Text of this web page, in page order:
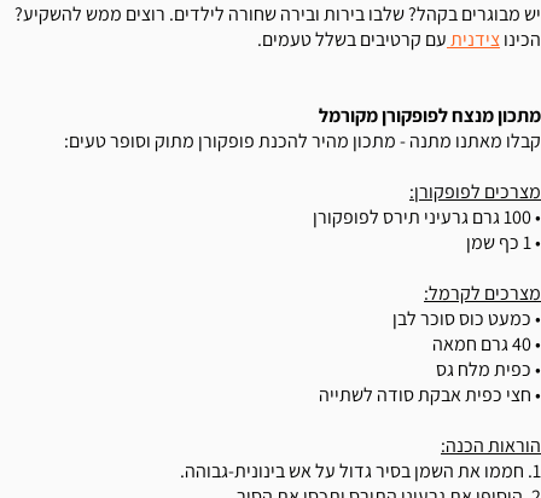
יש מבוגרים בקהל? שלבו בירות ובירה שחורה לילדים. רוצים ממש להשקיע?
הכינוצידניתעם קרטיבים בשלל טעמים.
מתכון מנצח לפופקורן מקורמל
קבלו מאתנו מתנה - מתכון מהיר להכנת פופקורן מתוק וסופר טעים:
מצרכים לפופקורן:
• 100 גרם גרעיני תירס לפופקורן
• 1 כף שמן
מצרכים לקרמל:
• כמעט כוס סוכר לבן
• 40 גרם חמאה
• כפית מלח גס
• חצי כפית אבקת סודה לשתייה
הוראות הכנה:
1. חממו את השמן בסיר גדול על אש בינונית-גבוהה.